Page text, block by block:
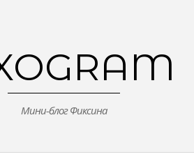
Мини-блог Фиксина